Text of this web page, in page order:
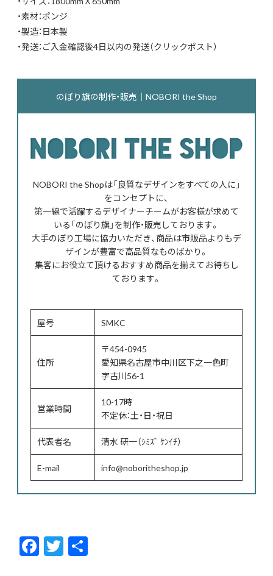
・素材：ポンジ
・製造：日本製
・発送：ご入金確認後4日以内の発送（クリックポスト）
のぼり旗の制作・販売｜NOBORI the Shop
NOBORI the Shopは「良質なデザインをすべての人に」
をコンセプトに、
第一線で活躍するデザイナーチームがお客様が求めて
いる「のぼり旗」を制作・販売しております。
大手のぼり工場に協力いただき、商品は市販品よりもデ
ザインが豊富で高品質なものばかり。
集客にお役立て頂けるおすすめ商品を揃えてお待ちし
ております。
屋号 SMKC
住所
〒454-0945
愛知県名古屋市中川区下之一色町
字古川56-1
営業時間
10-17時
不定休：土・日・祝日
代表者名 清水 研一（ｼﾐｽﾞ ｹﾝｲﾁ）
E-mail info@noboritheshop.jp
F
ac
T
w